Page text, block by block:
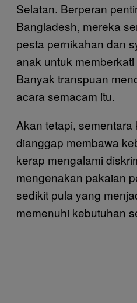
Selatan. Berperan
Bangladesh, mereka
pesta pernikahan dan
anak untuk
Banyak transpuan
acara semacam itu.
Akan tetapi,
dianggap membawa
kerap mengalami
mengenakan pakaian
sedikit pula yang
memenuhi kebutuhan